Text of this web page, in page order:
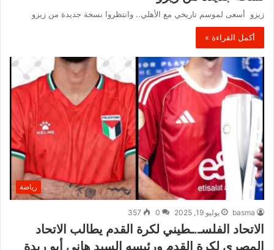
زيزو أسعى لموسم تاريخي مع الأهلي.. وانتظروا نسخة جديدة من زيزو
أكمل القراءة »
رياضة
basma يوليو 19, 2025 0
357
الاتحاد الفلسـ.ـطيني لكرة القدم يطالب الاتحاد
المصري لكرة القدم ورئيسه السيد هاني أبو ريدة